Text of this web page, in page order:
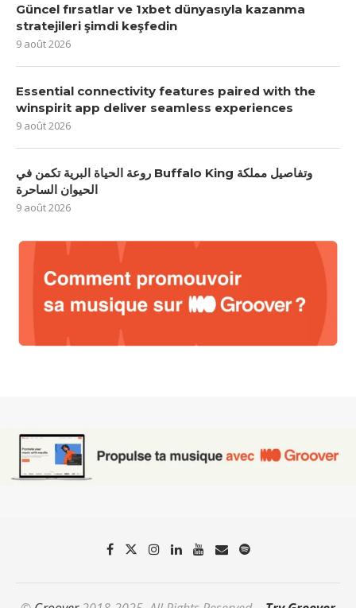
Güncel fırsatlar ve 1xbet dünyasıyla kazanma
stratejileri şimdi keşfedin
9 août 2026
Essential connectivity features paired with the
winspirit app deliver seamless experiences
9 août 2026
روعة الحياة البرية تكمن في Buffalo King وتفاصيل مملكة
الحيوان الساحرة
9 août 2026